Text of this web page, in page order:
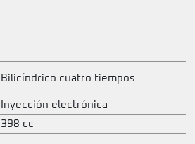
Bilicíndrico cuatro tiempos
Inyección electrónica
398 cc